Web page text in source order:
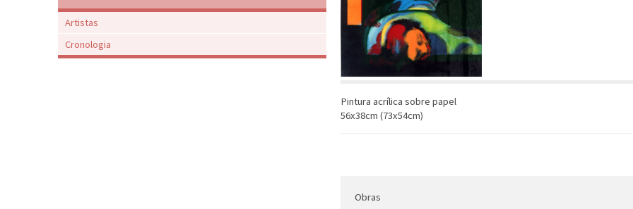
Artistas
Cronologia
Pintura acrílica sobre papel
56x38cm (73x54cm)
Obras